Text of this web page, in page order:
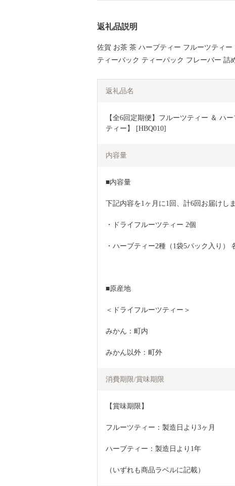
返礼品説明
佐賀 お茶 茶 ハーブティー フルーツティ
ティーバック ティーパック フレーバー 詰
返礼品名
【全6回定期便】フルーツティー ＆ ハ
ティー】 [HBQ010]
内容量
■内容量
下記内容を1ヶ月に1回、計6回お届けしま
・ドライフルーツティー 2個
・ハーブティー2種（1袋5パック入り）
■原産地
＜ドライフルーツティー＞
みかん：町内
みかん以外：町外
消費期限/賞味期限
【賞味期限】
フルーツティー：製造日より3ヶ月
ハーブティー：製造日より1年
（いずれも商品ラベルに記載）